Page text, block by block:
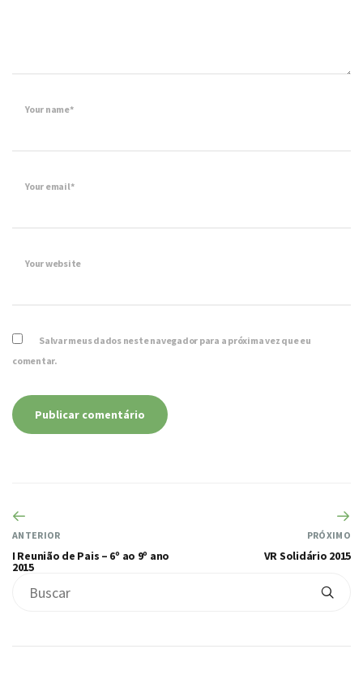
Your name*
Your email*
Your website
Salvar meus dados neste navegador para a próxima vez que eu
comentar.
ANTERIOR
I Reunião de Pais – 6º ao 9º ano
2015
PRÓXIMO
VR Solidário 2015